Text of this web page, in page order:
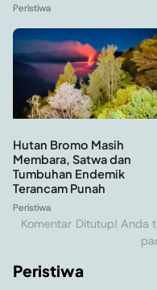
Peristiwa
Hutan Bromo Masih
Membara, Satwa dan
Tumbuhan Endemik
Terancam Punah
Peristiwa
Komentar Ditutup! Anda
Peristiwa